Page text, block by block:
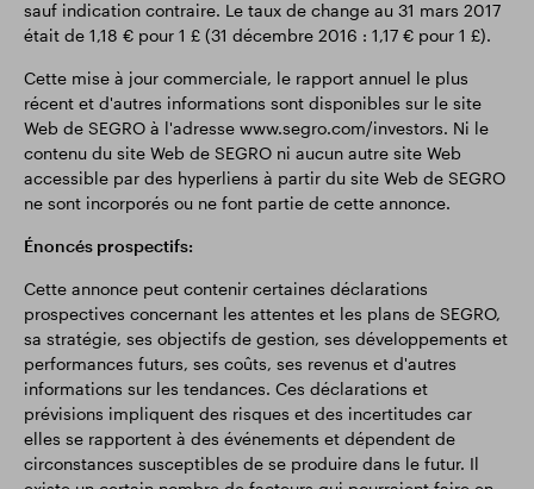
sauf indication contraire. Le taux de change au 31 mars 2017
était de 1,18 € pour 1 £ (31 décembre 2016 : 1,17 € pour 1 £).
Cette mise à jour commerciale, le rapport annuel le plus
récent et d'autres informations sont disponibles sur le site
Web de SEGRO à l'adresse www.segro.com/investors. Ni le
contenu du site Web de SEGRO ni aucun autre site Web
accessible par des hyperliens à partir du site Web de SEGRO
ne sont incorporés ou ne font partie de cette annonce.
Énoncés prospectifs:
Cette annonce peut contenir certaines déclarations
prospectives concernant les attentes et les plans de SEGRO,
sa stratégie, ses objectifs de gestion, ses développements et
performances futurs, ses coûts, ses revenus et d'autres
informations sur les tendances. Ces déclarations et
prévisions impliquent des risques et des incertitudes car
elles se rapportent à des événements et dépendent de
circonstances susceptibles de se produire dans le futur. Il